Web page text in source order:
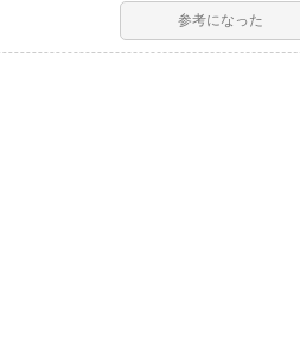
参考になった